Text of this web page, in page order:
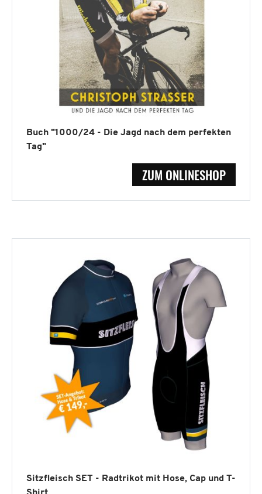
Buch "1000/24 - Die Jagd nach dem perfekten
Tag"
ZUM ONLINESHOP
Sitzfleisch SET - Radtrikot mit Hose, Cap und T-